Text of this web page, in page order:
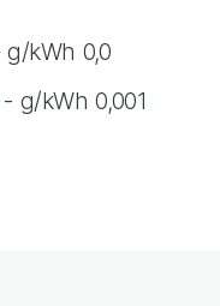
kWh 0,0
g/kWh 0,001